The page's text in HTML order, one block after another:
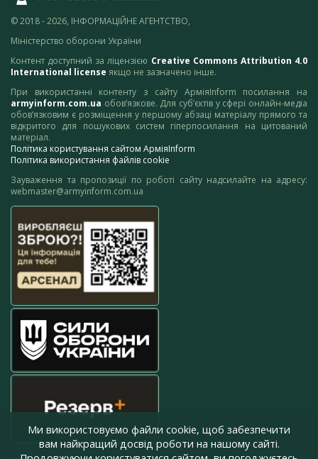
© 2018 - 2026, ІНФОРМАЦІЙНЕ АГЕНТСТВО,
Міністерство оборони України
Контент доступний за ліцензією Creative Commons Attribution 4.0
International license якщо не зазначено інше.
При використанні контенту з сайту АрміяInform посилання на
armyinform.com.ua обов’язкове. Для суб’єктів у сфері онлайн-медіа
обов’язковим є розміщення у першому абзаці матеріалу прямого та
відкритого для пошукових систем гіперпосилання на цитований
матеріал.
Політика користування сайтом АрміяInform
Політика використання файлів cookie
Зауваження та пропозиції по роботі сайту надсилайте на адресу:
webmaster@armyinform.com.ua
Ми використовуємо файли cookie, щоб забезпечити
вам найкращий досвід роботи на нашому сайті.